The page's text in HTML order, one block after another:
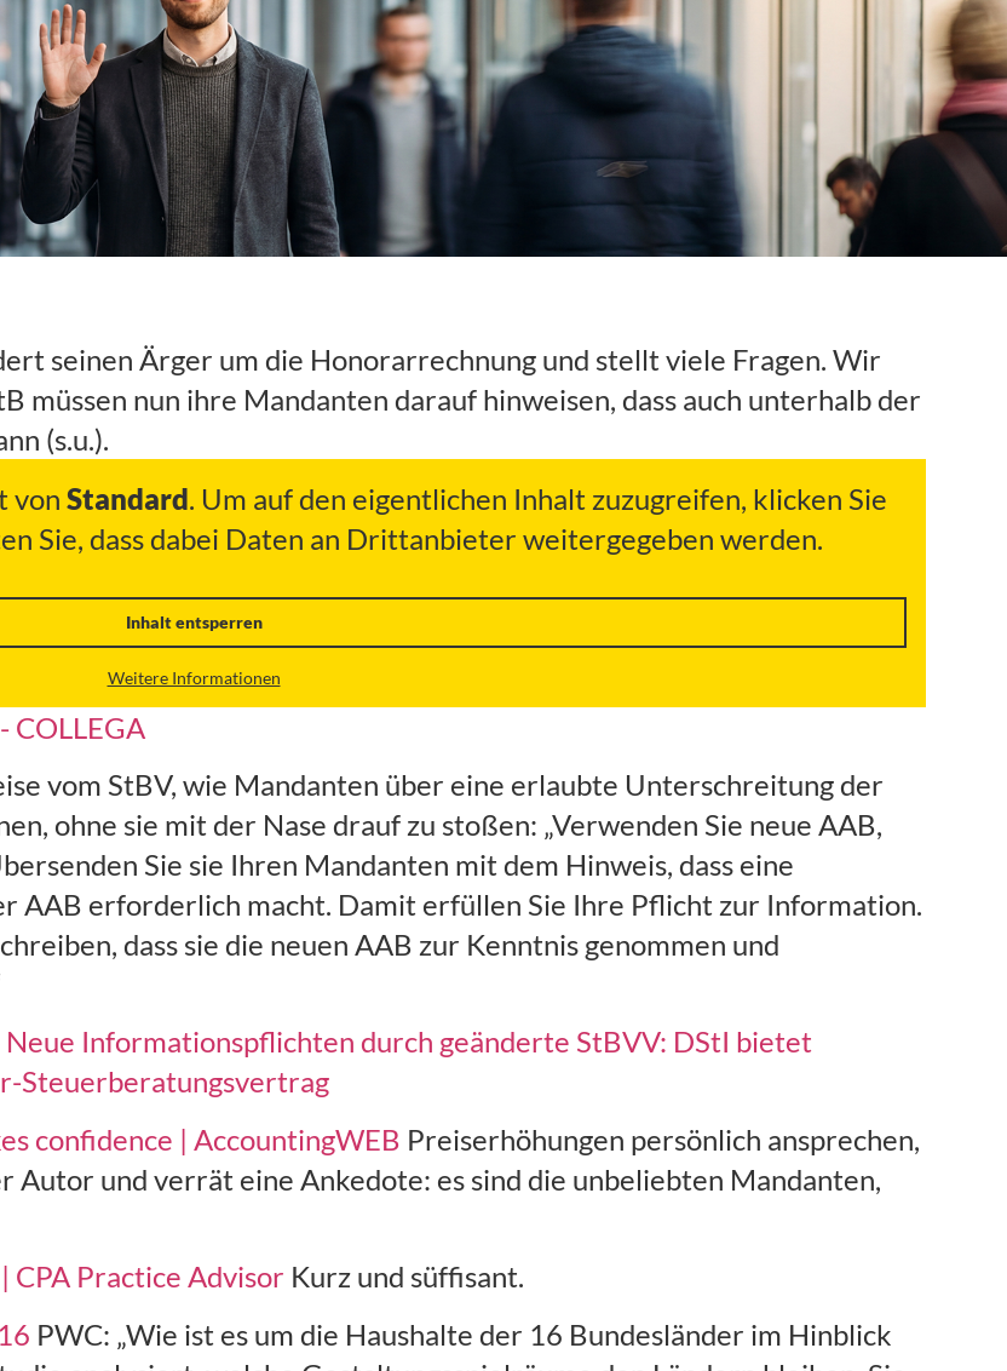
seinen Ärger um die Honorarrechnung und stellt viele Fragen. Wir
müssen nun ihre Mandanten darauf hinweisen, dass auch unterhalb der
(s.u.).
von Standard. Um auf den eigentlichen Inhalt zuzugreifen, klicken Sie
Sie, dass dabei Daten an Drittanbieter weitergegeben werden.
Inhalt entsperren
Weitere Informationen
COLLEGA
vom StBV, wie Mandanten über eine erlaubte Unterschreitung der
ohne sie mit der Nase drauf zu stoßen: „Verwenden Sie neue AAB,
Sie sie Ihren Mandanten mit dem Hinweis, dass eine
AAB erforderlich macht. Damit erfüllen Sie Ihre Pflicht zur Information.
dass sie die neuen AAB zur Kenntnis genommen und
Informationspflichten durch geänderte StBVV: DStI bietet
Steuerberatungsvertrag
confidence | AccountingWEB Preiserhöhungen persönlich ansprechen,
und verrät eine Ankedote: es sind die unbeliebten Mandanten,
CPA Practice Advisor Kurz und süffisant.
PWC: „Wie ist es um die Haushalte der 16 Bundesländer im Hinblick